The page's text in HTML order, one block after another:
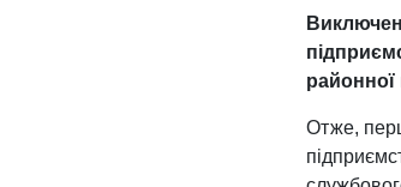
районної
Отже,